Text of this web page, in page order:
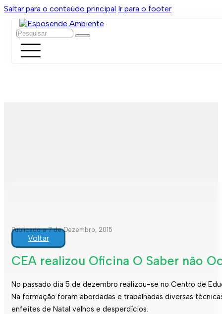
Saltar para o conteúdo principal Ir para o footer
Pesquisar
Publicado a 7 de Dezembro, 2015
Voltar
CEA realizou Oficina O Saber não
No passado dia 5 de dezembro realizou-se no Centro de
Na formação foram abordadas e trabalhadas diversas
enfeites de Natal velhos e desperdícios.